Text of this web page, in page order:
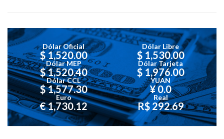
Dólar Oficial
$ 1,520.00
Dólar Libre
$ 1,530.00
Dólar MEP
$ 1,520.40
Dólar Tarjeta
$ 1,976.00
Dólar CCL
$ 1,577.30
YUAN
¥ 0.0
Euro
€ 1,730.12
Real
R$ 292.69